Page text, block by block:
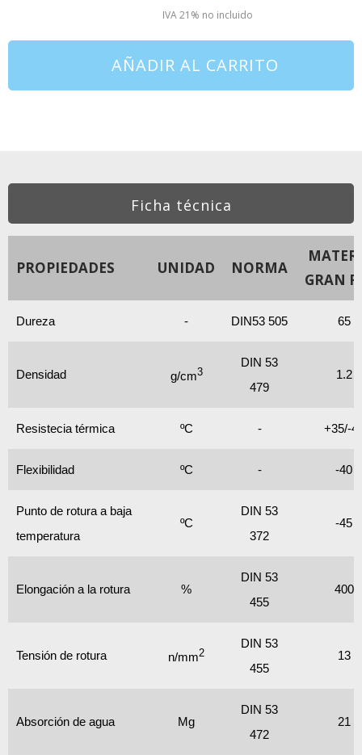
IVA 21% no incluido
AÑADIR AL CARRITO
Ficha técnica
PROPIEDADES UNIDAD NORMA
GRAN
Dureza - DIN53 505 65
Densidad g/cm3
DIN 53
479
1.2
Resistecia térmica ºC - +35/-
Flexibilidad ºC - -40
Punto de rotura a baja
temperatura
ºC
DIN 53
372
-45
Elongación a la rotura %
DIN 53
455
400
Tensión de rotura n/mm2
DIN 53
455
13
Absorción de agua Mg
DIN 53
472
21